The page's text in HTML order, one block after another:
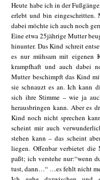
Heute habe ich in der
erlebt und bin eingeschritten.
dabei möchte ich auch noch
Eine etwa 25jährige Mutter
hinunter. Das Kind schreit
es nur mühsam mit eigenen
krampfhaft und auch dabei
Mutter beschimpft das Kind
sie schnauzt es an. Ich kann
sich ihre Stimme – wie ja
herausbringen kann. Aber es
Kind noch nicht sprechen
scheint mir auch
stehen kann – das scheint
liegen. Offenbar verbietet
paßt; ich verstehe nur:“wenn
tust, dann…“ …es fehlt nicht